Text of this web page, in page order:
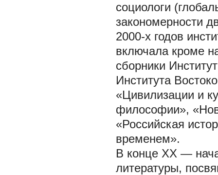
социологи
закономерности
2000-х годов
включала кроме
сборники
Института
«Цивилизации и
философии»,
«Российская
временем».
В конце ХХ —
литературы,